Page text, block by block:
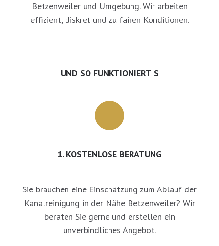
Betzenweiler und Umgebung. Wir arbeiten
effizient, diskret und zu fairen Konditionen.
UND SO FUNKTIONIERT'S
1. KOSTENLOSE BERATUNG
Sie brauchen eine Einschätzung zum Ablauf der
Kanalreinigung in der Nähe Betzenweiler? Wir
beraten Sie gerne und erstellen ein
unverbindliches Angebot.